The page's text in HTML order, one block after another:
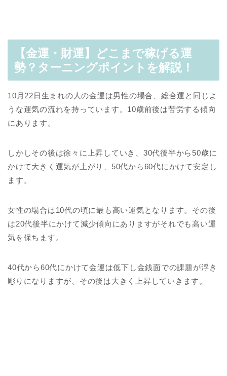
【金運・財運】どこまで稼げる運
勢？ターニングポイントを解説！
10月22日生まれの人の金運は男性の場合、総合運と同じよ
うな運気の流れを持っています。10歳前後は苦労する傾向
にあります。
しかしその後は徐々に上昇していき、30代後半から50歳に
かけて大きく運気が上がり、50代から60代にかけて安定し
ます。
女性の場合は10代の頃に最も高い運気となります。その後
は20代後半にかけて減少傾向にありますがそれでも高い運
気を保ちます。
40代から60代にかけて金運は低下し金銭面での課題が浮き
彫りになりますが、その後は大きく上昇していきます。